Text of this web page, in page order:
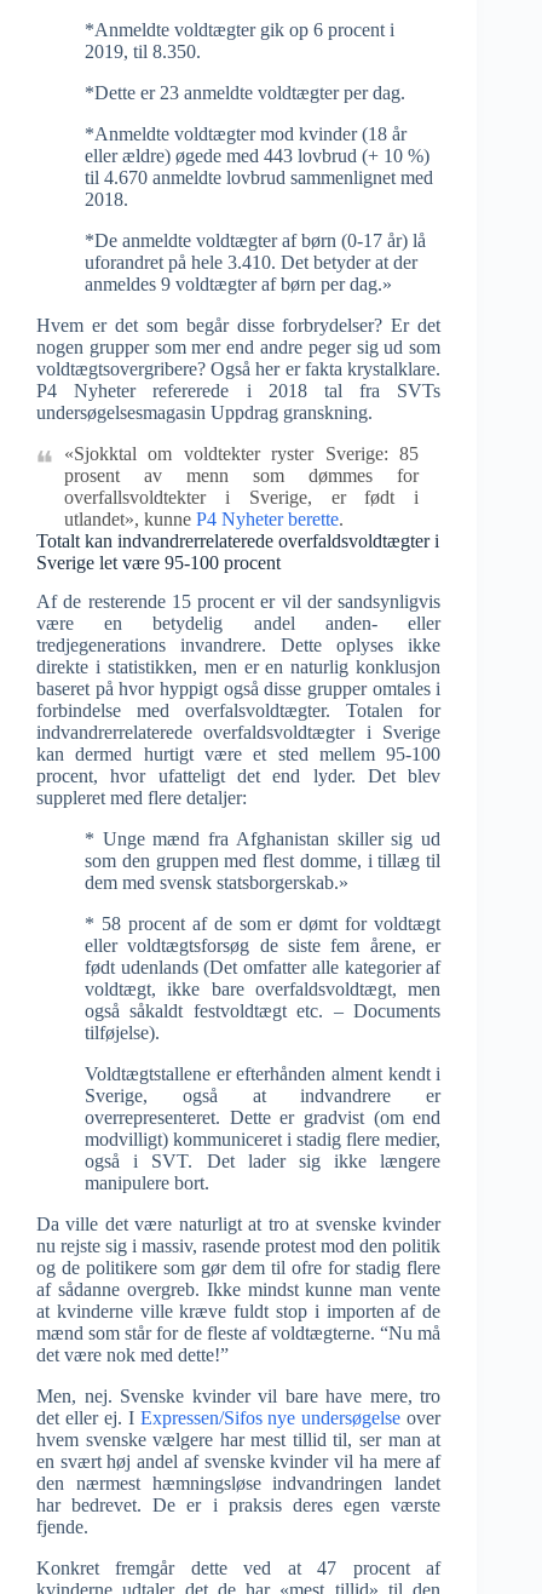
*Anmeldte voldtægter gik op 6 procent i
2019, til 8.350.
*Dette er 23 anmeldte voldtægter per dag.
*Anmeldte voldtægter mod kvinder (18 år
eller ældre) øgede med 443 lovbrud (+ 10 %)
til 4.670 anmeldte lovbrud sammenlignet med
2018.
*De anmeldte voldtægter af børn (0-17 år) lå
uforandret på hele 3.410. Det betyder at der
anmeldes 9 voldtægter af børn per dag.»
Hvem er det som begår disse forbrydelser? Er det
nogen grupper som mer end andre peger sig ud som
voldtægtsovergribere? Også her er fakta krystalklare.
P4 Nyheter refererede i 2018 tal fra SVTs
undersøgelsesmagasin Uppdrag granskning.
«Sjokktal om voldtekter ryster Sverige: 85
prosent av menn som dømmes for
overfallsvoldtekter i Sverige, er født i
utlandet», kunne P4 Nyheter berette.
Totalt kan indvandrerrelaterede overfaldsvoldtægter i
Sverige let være 95-100 procent
Af de resterende 15 procent er vil der sandsynligvis
være en betydelig andel anden- eller
tredjegenerations invandrere. Dette oplyses ikke
direkte i statistikken, men er en naturlig konklusjon
baseret på hvor hyppigt også disse grupper omtales i
forbindelse med overfalsvoldtægter. Totalen for
indvandrerrelaterede overfaldsvoldtægter i Sverige
kan dermed hurtigt være et sted mellem 95-100
procent, hvor ufatteligt det end lyder. Det blev
suppleret med flere detaljer:
* Unge mænd fra Afghanistan skiller sig ud
som den gruppen med flest domme, i tillæg til
dem med svensk statsborgerskab.»
* 58 procent af de som er dømt for voldtægt
eller voldtægtsforsøg de siste fem årene, er
født udenlands (Det omfatter alle kategorier af
voldtægt, ikke bare overfaldsvoldtægt, men
også såkaldt festvoldtægt etc. – Documents
tilføjelse).
Voldtægtstallene er efterhånden alment kendt i
Sverige, også at indvandrere er
overrepresenteret. Dette er gradvist (om end
modvilligt) kommuniceret i stadig flere medier,
også i SVT. Det lader sig ikke længere
manipulere bort.
Da ville det være naturligt at tro at svenske kvinder
nu rejste sig i massiv, rasende protest mod den politik
og de politikere som gør dem til ofre for stadig flere
af sådanne overgreb. Ikke mindst kunne man vente
at kvinderne ville kræve fuldt stop i importen af de
mænd som står for de fleste af voldtægterne. “Nu må
det være nok med dette!”
Men, nej. Svenske kvinder vil bare have mere, tro
det eller ej. I Expressen/Sifos nye undersøgelse over
hvem svenske vælgere har mest tillid til, ser man at
en svært høj andel af svenske kvinder vil ha mere af
den nærmest hæmningsløse indvandringen landet
har bedrevet. De er i praksis deres egen værste
fjende.
Konkret fremgår dette ved at 47 procent af